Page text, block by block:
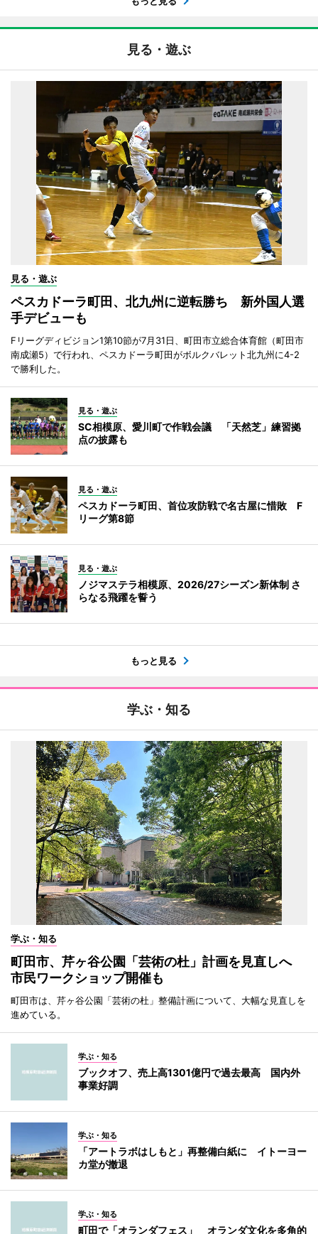
見る・遊ぶ
見る・遊ぶ
ペスカドーラ町田、北九州に逆転勝ち 新外国人選
手デビューも
Fリーグディビジョン1第10節が7月31日、町田市立総合体育館（町田市
南成瀬5）で行われ、ペスカドーラ町田がボルクバレット北九州に4-2
で勝利した。
見る・遊ぶ
SC相模原、愛川町で作戦会議 「天然芝」練習拠
点の披露も
見る・遊ぶ
ペスカドーラ町田、首位攻防戦で名古屋に惜敗 F
リーグ第8節
見る・遊ぶ
ノジマステラ相模原、2026/27シーズン新体制 さ
らなる飛躍を誓う
もっと見る
学ぶ・知る
学ぶ・知る
町田市、芹ヶ谷公園「芸術の杜」計画を見直しへ
市民ワークショップ開催も
町田市は、芹ヶ谷公園「芸術の杜」整備計画について、大幅な見直しを
進めている。
学ぶ・知る
ブックオフ、売上高1301億円で過去最高 国内外
事業好調
学ぶ・知る
「アートラボはしもと」再整備白紙に イトーヨー
カ堂が撤退
学ぶ・知る
町田で「オランダフェス」 オランダ文化を多角的